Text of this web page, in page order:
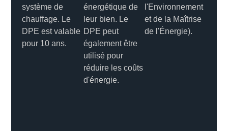
système de
chauffage. Le
DPE est valable
pour 10 ans.
énergétique de
leur bien. Le
DPE peut
également être
utilisé pour
réduire les coûts
d'énergie.
l'Environnement
et de la Maîtrise
de l'Énergie).